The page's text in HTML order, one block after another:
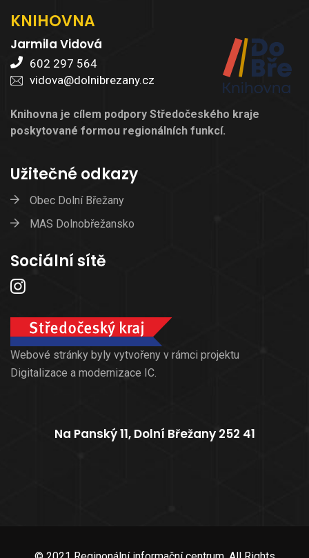
KNIHOVNA
Jarmila Vidová
602 297 564
vidova@dolnibrezany.cz
Knihovna je cílem podpory Středočeského kraje
poskytované formou regionálních funkcí.
Užitečné odkazy
Obec Dolní Břežany
MAS Dolnobřežansko
Sociální sítě
Webové stránky byly vytvořeny v rámci projektu
Digitalizace a modernizace IC.
Na Panský 11, Dolní Břežany 252 41